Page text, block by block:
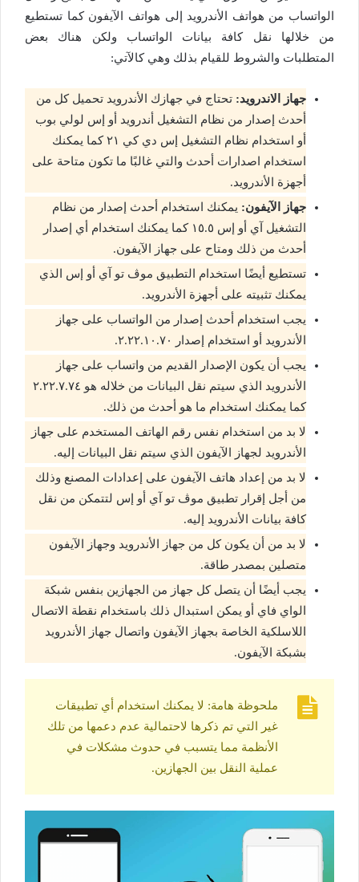
الواتساب من هواتف الأندرويد إلى هواتف الآيفون كما تستطيع
من خلالها نقل كافة بيانات الواتساب ولكن هناك بعض
المتطلبات والشروط للقيام بذلك وهي كالآتي:
جهاز الاندرويد: تحتاج في جهازك الأندرويد تحميل كل من
أحدث إصدار من نظام التشغيل أندرويد أو إس لولي بوب
أو استخدام نظام التشغيل إس دي كي ٢١ كما يمكنك
استخدام اصدارات أحدث والتي غالبًا ما تكون متاحة على
أجهزة الأندرويد.
جهاز الآيفون: يمكنك استخدام أحدث إصدار من نظام
التشغيل آي أو إس ١٥.٥ كما يمكنك استخدام أي إصدار
أحدث من ذلك ومتاح على جهاز الآيفون.
تستطيع أيضًا استخدام التطبيق موڤ تو آي أو إس الذي
يمكنك تثبيته على أجهزة الأندرويد.
يجب استخدام أحدث إصدار من الواتساب على جهاز
الأندرويد أو استخدام إصدار ٢.٢٢.١٠.٧٠.
يجب أن يكون الإصدار القديم من واتساب على جهاز
الأندرويد الذي سيتم نقل البيانات من خلاله هو ٢.٢٢.٧.٧٤
كما يمكنك استخدام ما هو أحدث من ذلك.
لا بد من استخدام نفس رقم الهاتف المستخدم على جهاز
الأندرويد لجهاز الآيفون الذي سيتم نقل البيانات إليه.
لا بد من إعداد هاتف الآيفون على إعدادات المصنع وذلك
من أجل إقرار تطبيق موڤ تو آي أو إس لتتمكن من نقل
كافة بيانات الأندرويد إليه.
لا بد من أن يكون كل من جهاز الأندرويد وجهاز الآيفون
متصلين بمصدر طاقة.
يجب أيضًا أن يتصل كل جهاز من الجهازين بنفس شبكة
الواي فاي أو يمكن استبدال ذلك باستخدام نقطة الاتصال
اللاسلكية الخاصة بجهاز الآيفون واتصال جهاز الأندرويد
بشبكة الآيفون.
ملحوظة هامة: لا يمكنك استخدام أي تطبيقات
غير التي تم ذكرها لاحتمالية عدم دعمها من تلك
الأنظمة مما يتسبب في حدوث مشكلات في
عملية النقل بين الجهازين.